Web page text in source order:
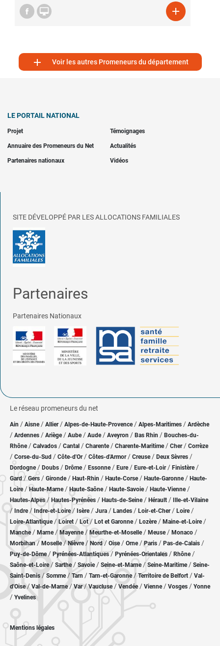
 
 Voir les autres Promeneurs du département
LE PORTAIL NATIONAL
Projet Témoignages
Annuaire des Promeneurs du Net Actualités
Partenaires nationaux Vidéos
SITE DÉVELOPPÉ PAR LES ALLOCATIONS FAMILIALES
Partenaires
Partenaires Nationaux
Le réseau promeneurs du net
Ain / Aisne/ Allier/ Alpes-de-Haute-Provence / Alpes-Maritimes / Ardèche
/ Ardennes / Ariège/ Aube/ Aude / Aveyron / Bas Rhin / Bouches-du-
Rhône/ Calvados / Cantal / Charente / Charente-Maritime/ Cher / Corrèze
/ Corse-du-Sud / Côte-d'Or / Côtes-d'Armor/ Creuse/ Deux Sèvres /
Dordogne/ Doubs / Drôme/ Essonne / Eure/ Eure-et-Loir / Finistère/
Gard/Gers / Gironde/ Haut-Rhin / Haute-Corse/ Haute-Garonne/ Haute-
Loire/Haute-Marne/ Haute-Saône/ Haute-Savoie/ Haute-Vienne/
Hautes-Alpes/ Hautes-Pyrénées / Hauts-de-Seine/ Hérault / Ille-et-Vilaine
/ Indre/ Indre-et-Loire/ Isère/ Jura / Landes / Loir-et-Cher/ Loire/
Loire-Atlantique/ Loiret / Lot/ Lot et Garonne/ Lozère / Maine-et-Loire/
Manche/ Marne/ Mayenne/ Meurthe-et-Moselle/ Meuse/ Monaco /
Morbihan/ Moselle/ Nièvre / Nord/ Oise / Orne/Paris / Pas-de-Calais /
Puy-de-Dôme/ Pyrénées-Atlantiques / Pyrénées-Orientales / Rhône/
Saône-et-Loire/ Sarthe/ Savoie/ Seine-et-Marne/ Seine-Maritime/ Seine-
Saint-Denis /Somme/ Tarn / Tarn-et-Garonne/Territoire de Belfort / Val-
d'Oise/ Val-de-Marne/Var/Vaucluse/ Vendée/ Vienne/ Vosges / Yonne
/ Yvelines
Mentions légales